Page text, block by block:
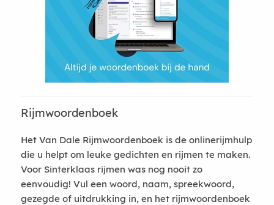
Rijmwoordenboek
Het Van Dale Rijmwoordenboek is de onlinerijmhulp
die u helpt om leuke gedichten en rijmen te maken.
Voor Sinterklaas rijmen was nog nooit zo
eenvoudig! Vul een woord, naam, spreekwoord,
gezegde of uitdrukking in, en het rijmwoordenboek